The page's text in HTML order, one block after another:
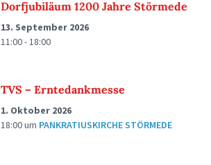
Dorfjubiläum 1200 Jahre Störmede
13. September 2026
11:00 - 18:00
TVS – Erntedankmesse
1. Oktober 2026
18:00um PANKRATIUSKIRCHE STÖRMEDE